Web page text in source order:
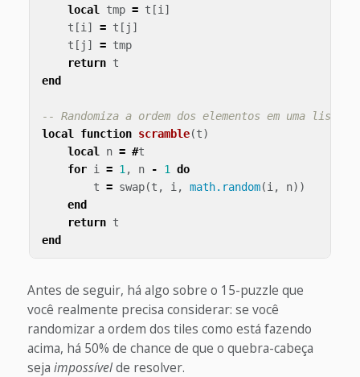
local tmp = t [i]
t [i] = t [ j ]
t [ j ] = tmp
return t
end
-- Randomiza a ordem dos elementos em uma lista
local function scramble(t)
local n = #t
for i = 1, n - 1 do
t = swap(t , i, math.random(i, n))
end
return t
end
Antes de seguir, há algo sobre o 15-puzzle que
você realmente precisa considerar: se você
randomizar a ordem dos tiles como está fazendo
acima, há 50% de chance de que o quebra-cabeça
seja impossívelde resolver.